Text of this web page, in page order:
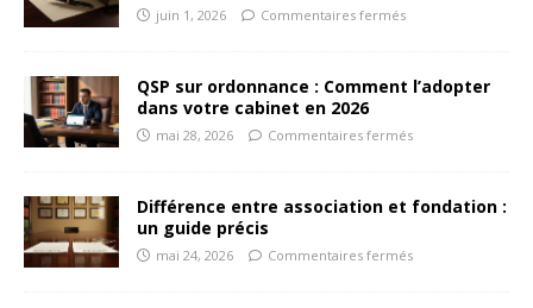
juin 1, 2026 Commentaires fermés
QSP sur ordonnance : Comment l’adopter
dans votre cabinet en 2026
mai 28, 2026 Commentaires fermés
Différence entre association et fondation :
un guide précis
mai 24, 2026 Commentaires fermés